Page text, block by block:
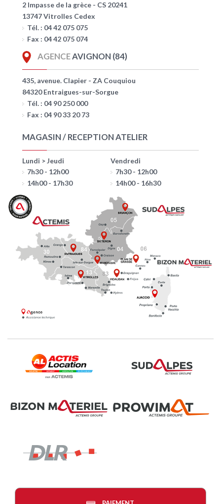
2 Impasse de la grèce - CS 20241
13747 Vitrolles Cedex
Tél. : 04 42 075 075
Fax : 04 42 075 074
AGENCEAVIGNON (84)
435, avenue. Clapier - ZA Couquiou
84320 Entraigues-sur-Sorgue
Tél. : 04 90 250 000
Fax : 04 90 33 20 73
MAGASIN / RECEPTION ATELIER
Lundi > Jeudi
7h30 - 12h00
14h00 - 17h30
Vendredi
7h30 - 12h00
14h00 - 16h30